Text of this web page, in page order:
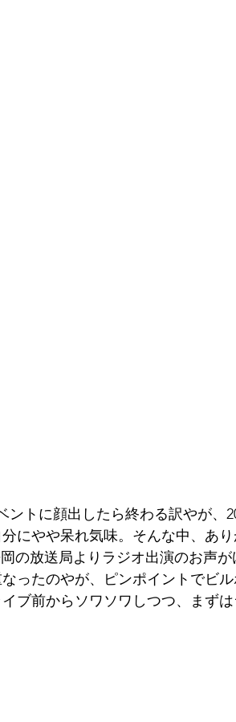
トに顔出したら終わる訳やが、
にやや呆れ気味。そんな中、あ
の放送局よりラジオ出演のお声
ったのやが、ピンポイントでビ
ブ前からソワソワしつつ、まずは